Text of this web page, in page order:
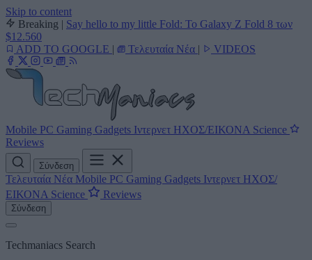
Skip to content
Breaking | Say hello to my little Fold: Το Galaxy Z Fold 8 των
$12.560
ADD TO GOOGLE | Τελευταία Νέα | VIDEOS
Mobile PC Gaming Gadgets Ιντερνετ ΗΧΟΣ/ΕΙΚΟΝΑ Science
Reviews
Σύνδεση
Τελευταία Νέα Mobile PC Gaming Gadgets Ιντερνετ ΗΧΟΣ/
ΕΙΚΟΝΑ Science Reviews
Σύνδεση
Techmaniacs Search